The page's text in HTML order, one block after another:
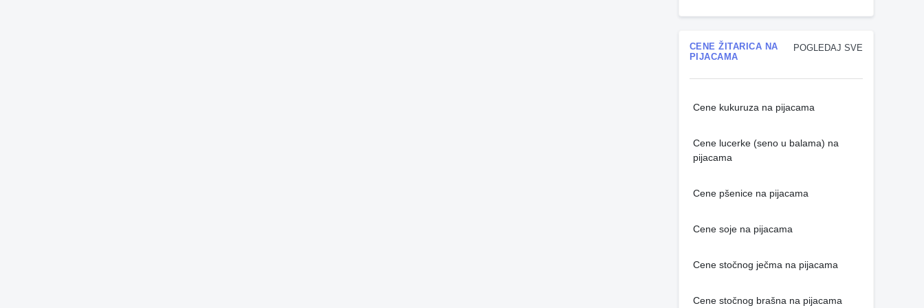
POGLEDAJ SVE
CENE ŽITARICA NA
PIJACAMA
Cene kukuruza na pijacama
Cene lucerke (seno u balama) na
pijacama
Cene pšenice na pijacama
Cene soje na pijacama
Cene stočnog ječma na pijacama
Cene stočnog brašna na pijacama